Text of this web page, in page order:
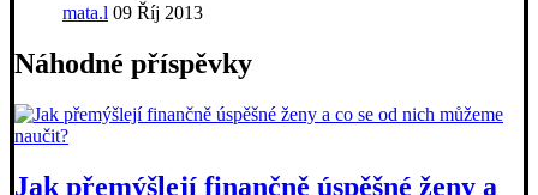
mata.l 09 Říj 2013
Náhodné příspěvky
Jak přemýšlejí finančně úspěšné ženy a